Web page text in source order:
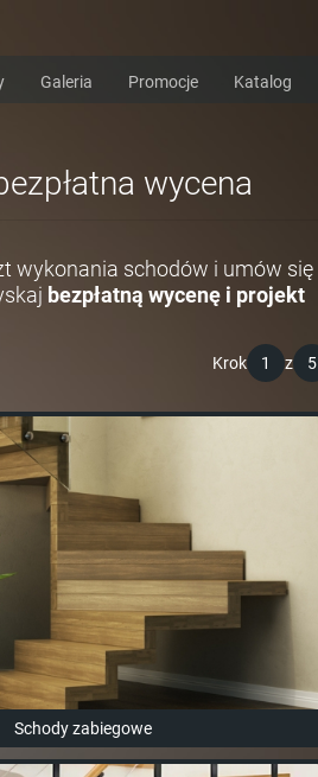
Galeria Promocje Katalog
wycena
wykonania schodów i umów się
bezpłatną wycenę i projekt
Krok 1 z 5
Schody zabiegowe